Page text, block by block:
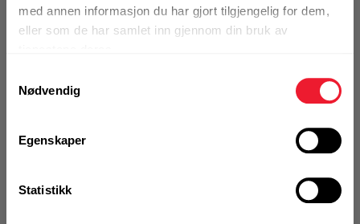
med annen informasjon du har gjort tilgjengelig for dem,
eller som de har samlet inn gjennom din bruk av
Nødvendig
Egenskaper
Statistikk
Ikke på nettlager
1 Stk
se din avtalepris
Handleliste